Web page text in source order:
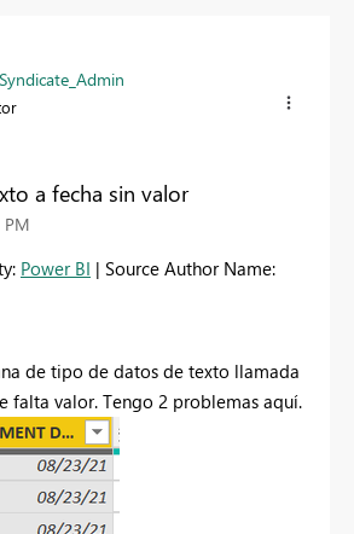
Syndicate_Admin
a fecha sin valor
PM
Power BI | Source Author Name:
de tipo de datos de texto llamada
falta valor. Tengo 2 problemas aquí.